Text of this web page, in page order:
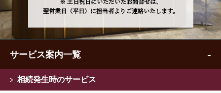
翌営業日（平日）に担当者よりご連絡いたします。
サービス案内一覧
相続発生時のサービス